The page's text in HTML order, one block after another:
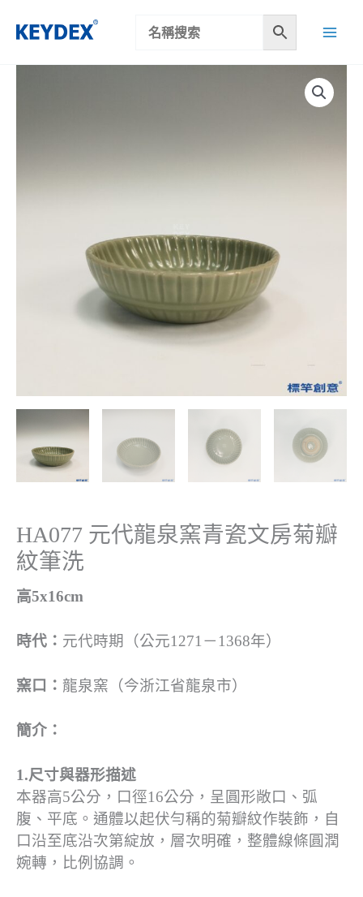
HA077 元代龍泉窯青瓷文房菊瓣
紋筆洗
高5x16cm
時代： 元代時期（公元1271－1368年）
窯口： 龍泉窯（今浙江省龍泉市）
簡介：
1.尺寸與器形描述
本器高5公分，口徑16公分，呈圓形敞口、弧
腹、平底。通體以起伏勻稱的菊瓣紋作裝飾，自
口沿至底沿次第綻放，層次明確，整體線條圓潤
婉轉，比例協調。